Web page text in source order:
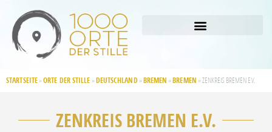
STARTSEITE » ORTE DER STILLE » DEUTSCHLAND» BREMEN »BREMEN » ZENKREIS BREMEN E.V.
ZENKREIS BREMEN E.V.